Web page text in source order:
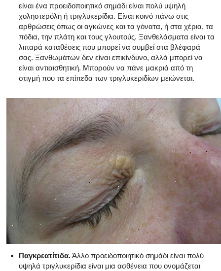
είναι ένα προειδοποιητικό σημάδι είναι πολύ υψηλή
χοληστερόλη ή τριγλυκερίδια. Είναι κοινό πάνω στις
αρθρώσεις όπως οι αγκώνες και τα γόνατα, ή στα χέρια, τα
πόδια, την πλάτη και τους γλουτούς. Ξανθελάσματα είναι τα
λιπαρά καταθέσεις που μπορεί να συμβεί στα βλέφαρά
σας. Ξανθωμάτων δεν είναι επικίνδυνο, αλλά μπορεί να
είναι αντιαισθητική. Μπορούν να πάνε μακριά από τη
στιγμή που τα επίπεδα των τριγλυκεριδίων μειώνεται.
Παγκρεατίτιδα.Άλλο προειδοποιητικό σημάδι είναι πολύ
υψηλά τριγλυκερίδια είναι μια ασθένεια που ονομάζεται